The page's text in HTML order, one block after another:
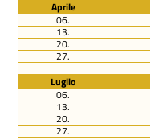
Aprile
06.
13.
20.
27.
Luglio
06.
13.
20.
27.